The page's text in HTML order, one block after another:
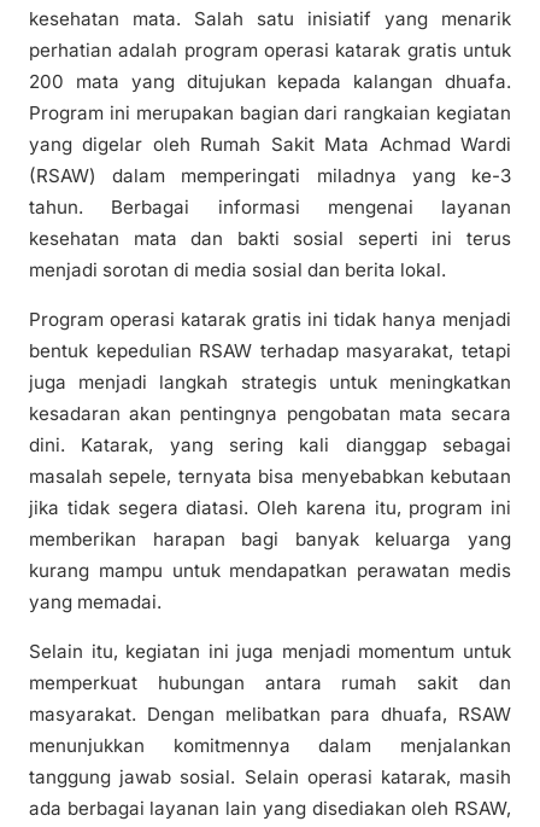
kesehatan mata. Salah satu inisiatif yang menarik
perhatian adalah program operasi katarak gratis untuk
200 mata yang ditujukan kepada kalangan dhuafa.
Program ini merupakan bagian dari rangkaian kegiatan
yang digelar oleh Rumah Sakit Mata Achmad Wardi
(RSAW) dalam memperingati miladnya yang ke-3
tahun. Berbagai informasi mengenai layanan
kesehatan mata dan bakti sosial seperti ini terus
menjadi sorotan di media sosial dan berita lokal.
Program operasi katarak gratis ini tidak hanya menjadi
bentuk kepedulian RSAW terhadap masyarakat, tetapi
juga menjadi langkah strategis untuk meningkatkan
kesadaran akan pentingnya pengobatan mata secara
dini. Katarak, yang sering kali dianggap sebagai
masalah sepele, ternyata bisa menyebabkan kebutaan
jika tidak segera diatasi. Oleh karena itu, program ini
memberikan harapan bagi banyak keluarga yang
kurang mampu untuk mendapatkan perawatan medis
yang memadai.
Selain itu, kegiatan ini juga menjadi momentum untuk
memperkuat hubungan antara rumah sakit dan
masyarakat. Dengan melibatkan para dhuafa, RSAW
menunjukkan komitmennya dalam menjalankan
tanggung jawab sosial. Selain operasi katarak, masih
ada berbagai layanan lain yang disediakan oleh RSAW,